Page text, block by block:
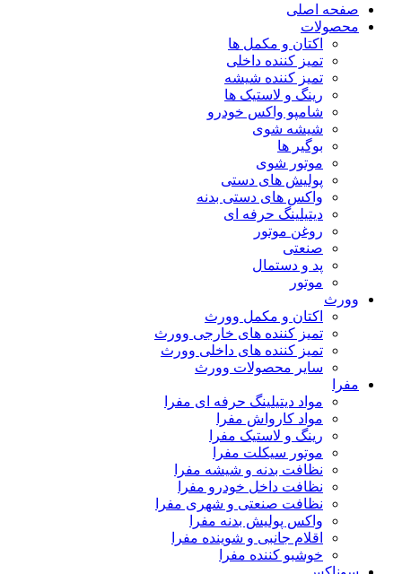
صفحه اصلی
محصولات
اکتان و مکمل ها
تمیز کننده داخلی
تمیز کننده شیشه
رینگ و لاستیک ها
شامپو واکس خودرو
شیشه شوی
بوگیر ها
موتور شوی
پولیش های دستی
واکس های دستی بدنه
دیتیلینگ حرفه ای
روغن موتور
صنعتی
پد و دستمال
موتور
وورث
اکتان و مکمل وورث
تمیز کننده های خارجی وورث
تمیز کننده های داخلی وورث
سایر محصولات وورث
مفرا
مواد دیتیلینگ حرفه ای مفرا
مواد کارواش مفرا
رینگ و لاستیک مفرا
موتور سیکلت مفرا
نظافت بدنه و شیشه مفرا
نظافت داخل خودرو مفرا
نظافت صنعتی و شهری مفرا
واکس پولیش بدنه مفرا
اقلام جانبی و شوینده مفرا
خوشبو کننده مفرا